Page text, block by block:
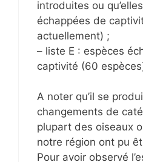
introduites ou
échappées de
actuellement) ;
– liste E : espèces
captivité (60
A noter qu’il se
changements de
plupart des oiseaux
notre région ont pu
Pour avoir observé